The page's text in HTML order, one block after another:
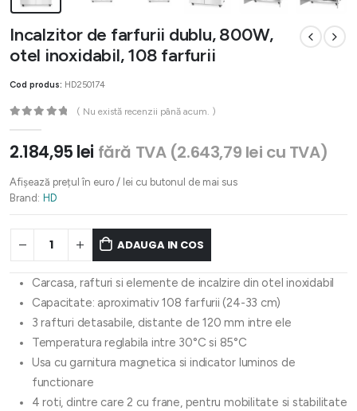
Incalzitor de farfurii dublu, 800W,
otel inoxidabil, 108 farfurii
Cod produs: HD250174
( Nu există recenzii până acum. )
2.184,95 lei fără TVA (2.643,79 lei cu TVA)
Afișează prețul în euro / lei cu butonul de mai sus
Brand: HD
ADAUGA IN COS
Carcasa, rafturi si elemente de incalzire din otel inoxidabil
Capacitate: aproximativ 108 farfurii (24-33 cm)
3 rafturi detasabile, distante de 120 mm intre ele
Temperatura reglabila intre 30°C si 85°C
Usa cu garnitura magnetica si indicator luminos de
functionare
4 roti, dintre care 2 cu frane, pentru mobilitate si stabilitate